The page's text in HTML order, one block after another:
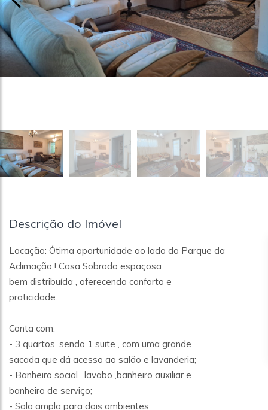
Descrição do Imóvel
Locação: Ótima oportunidade ao lado do Parque da
Aclimação ! Casa Sobrado espaçosa
bem distribuída , oferecendo conforto e
praticidade.
Conta com:
- 3 quartos, sendo 1 suite , com uma grande
sacada que dá acesso ao salão e lavanderia;
- Banheiro social , lavabo ,banheiro auxiliar e
banheiro de serviço;
- Sala ampla para dois ambientes;